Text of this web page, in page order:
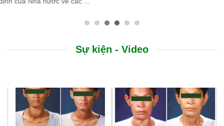
Sự kiện - Video